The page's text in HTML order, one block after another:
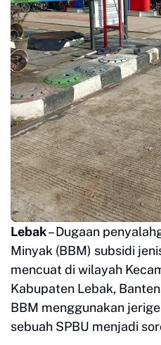
Lebak– Dugaan
Minyak (BBM) subsidi
mencuat di wilayah
Kabupaten Lebak,
BBM menggunakan
sebuah SPBU menjadi